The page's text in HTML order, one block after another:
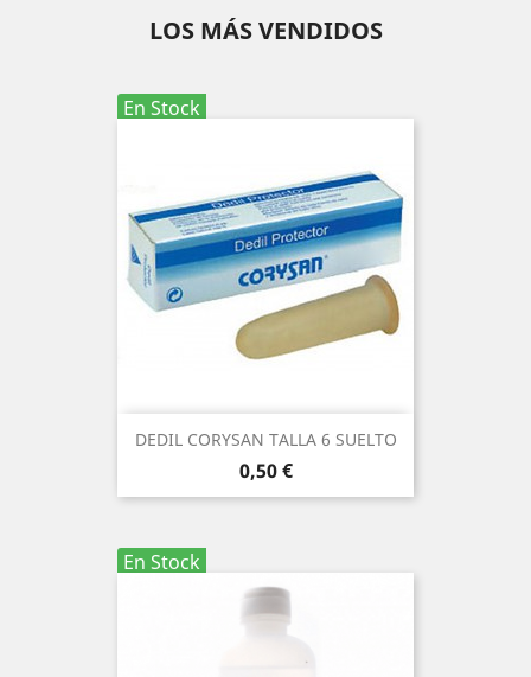
LOS MÁS VENDIDOS
En Stock
DEDIL CORYSAN TALLA 6 SUELTO
Precio
0,50 €
En Stock